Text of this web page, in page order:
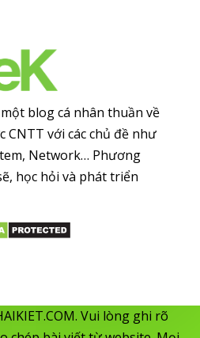
một blog cá nhân thuần về
CNTT với các chủ đề như
Network… Phương
học hỏi và phát triển
Vui lòng ghi rõ